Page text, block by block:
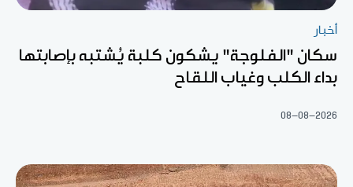
أخبار
سكان "الفلوجة" يشكون كلبة يُشتبه بإصابتها
بداء الكلب وغياب اللقاح
08-08-2026